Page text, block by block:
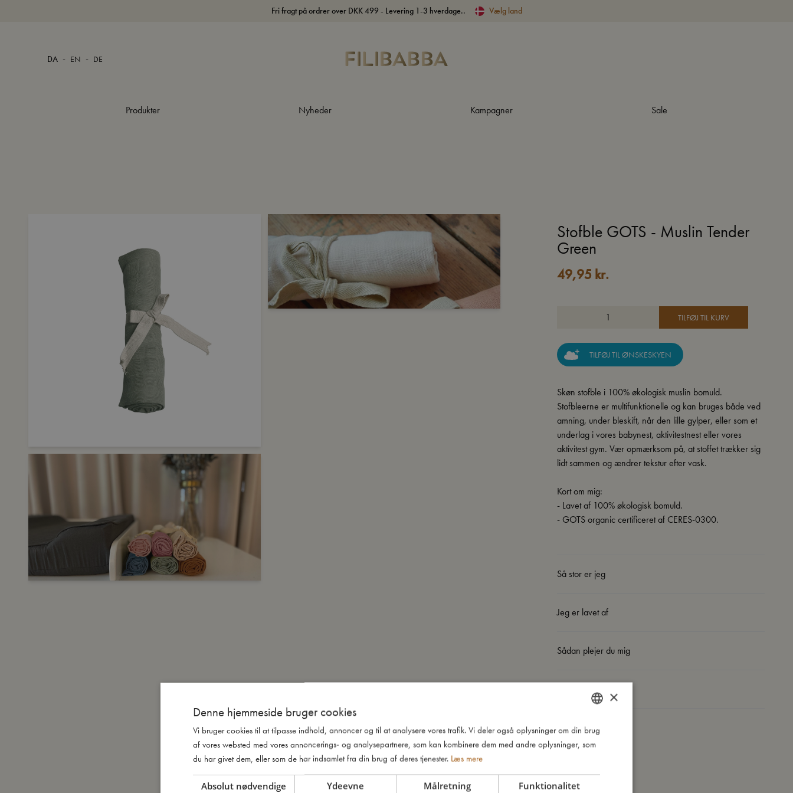
Fri fragt på ordrer over DKK 499 - Levering 1-3 hverdage.. Vælg land
DA - EN - DE
Produkter Nyheder Kampagner Sale
Stofble GOTS - Muslin Tender
Green
49,95 kr.
TILFØJ TIL KURV
TILFØJ TIL ØNSKESKYEN
Skøn stofble i 100% økologisk muslin bomuld.
Stofbleerne er multifunktionelle og kan bruges både ved
amning, under bleskift, når den lille gylper, eller som et
underlag i vores babynest, aktivitestnest eller vores
aktivitest gym. Vær opmærksom på, at stoffet trækker sig
lidt sammen og ændrer tekstur efter vask.
Kort om mig:
- Lavet af 100% økologisk bomuld.
- GOTS organic certificeret af CERES-0300.
Så stor er jeg
Jeg er lavet af
Sådan plejer du mig
DANISH
ENGLISH
×
Denne hjemmeside bruger cookies
Vi bruger cookies til at tilpasse indhold, annoncer og til at analysere vores trafik. Vi deler også oplysninger om din brug
af vores websted med vores annoncerings- og analysepartnere, som kan kombinere dem med andre oplysninger, som
du har givet dem, eller som de har indsamlet fra din brug af deres tjenester. Læs mere
Absolut nødvendige Ydeevne Målretning Funktionalitet